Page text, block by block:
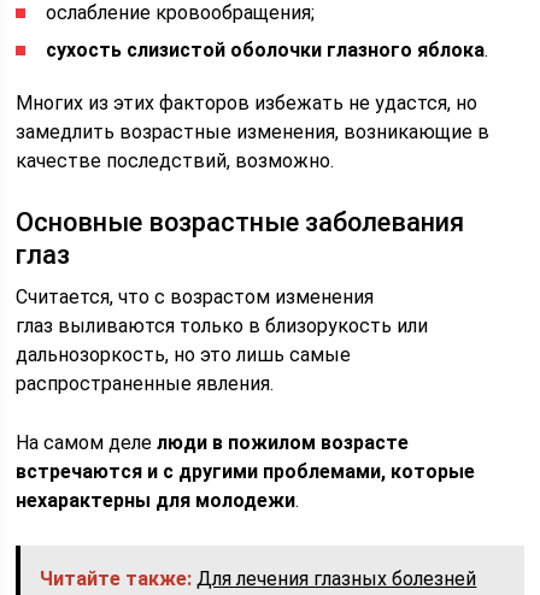
ослабление кровообращения;
сухость слизистой оболочки глазного яблока.
Многих из этих факторов избежать не удастся, но
замедлить возрастные изменения, возникающие в
качестве последствий, возможно.
Основные возрастные заболевания
глаз
Считается, что с возрастом изменения
глаз выливаются только в близорукость или
дальнозоркость, но это лишь самые
распространенные явления.
На самом делелюди в пожилом возрасте
встречаются и с другими проблемами, которые
нехарактерны для молодежи.
Читайте также: Для лечения глазных болезней